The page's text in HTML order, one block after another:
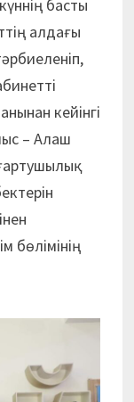
басты
алдағы
кейінгі
– Алаш
бөлімінің